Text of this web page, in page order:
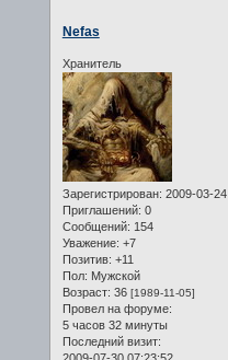
Nefas
Хранитель
Зарегистрирован: 2009-03-24
Приглашений: 0
Сообщений: 154
Уважение: +7
Позитив: +11
Пол: Мужской
Возраст: 36 [1989-11-05]
Провел на форуме:
5 часов 32 минуты
Последний визит: